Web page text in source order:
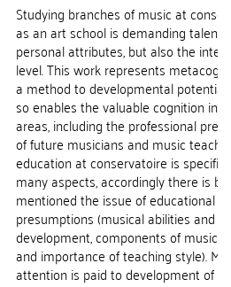
Studying branches of music at
as an art school is demanding talent,
personal attributes, but also the
level. This work represents
a method to developmental potential
so enables the valuable cognition in
areas, including the professional
of future musicians and music
education at conservatoire is specific
many aspects, accordingly there is
mentioned the issue of educational
presumptions (musical abilities and
development, components of
and importance of teaching style).
attention is paid to development of